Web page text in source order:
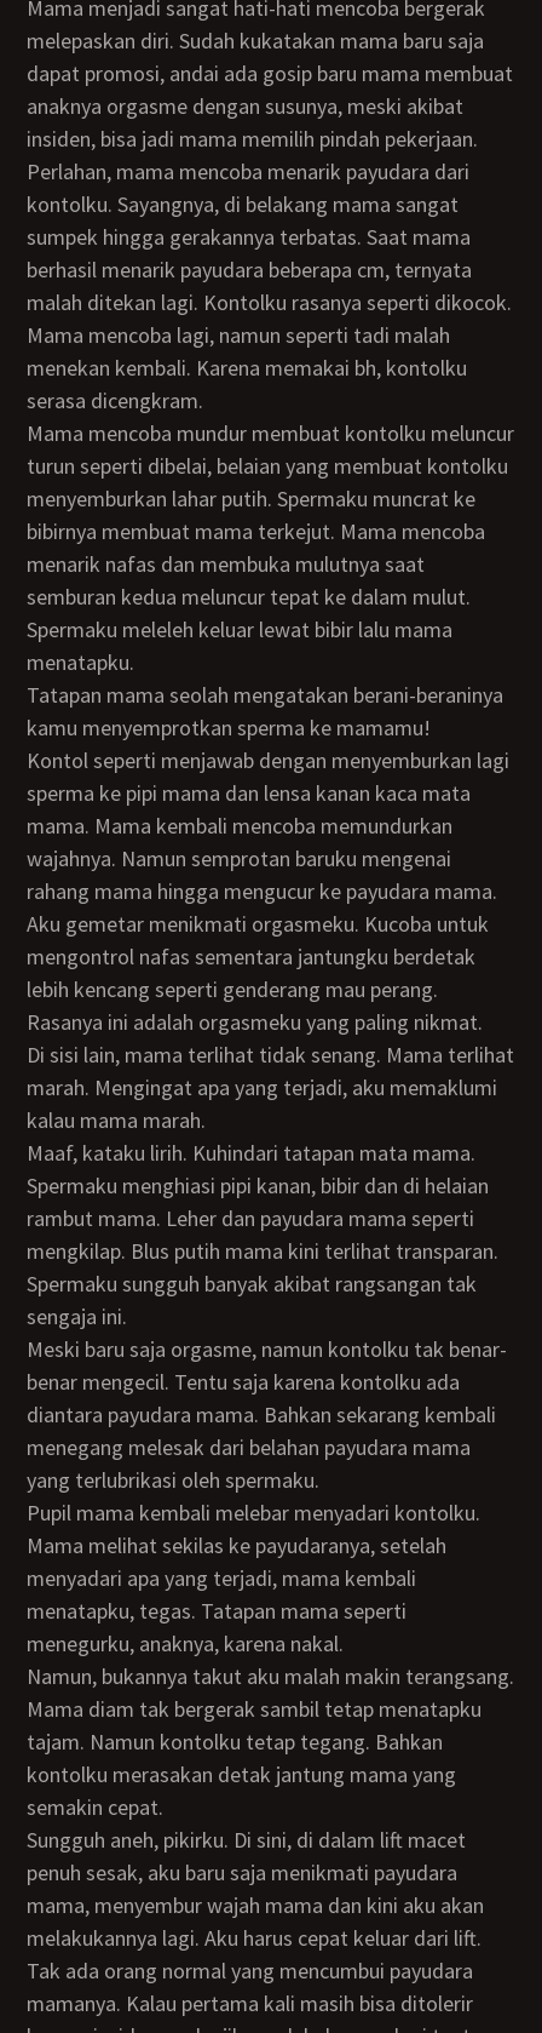
Mama menjadi sangat hati-hati mencoba bergerak
melepaskan diri. Sudah kukatakan mama baru saja
dapat promosi, andai ada gosip baru mama membuat
anaknya orgasme dengan susunya, meski akibat
insiden, bisa jadi mama memilih pindah pekerjaan.
Perlahan, mama mencoba menarik payudara dari
kontolku. Sayangnya, di belakang mama sangat
sumpek hingga gerakannya terbatas. Saat mama
berhasil menarik payudara beberapa cm, ternyata
malah ditekan lagi. Kontolku rasanya seperti dikocok.
Mama mencoba lagi, namun seperti tadi malah
menekan kembali. Karena memakai bh, kontolku
serasa dicengkram.
Mama mencoba mundur membuat kontolku meluncur
turun seperti dibelai, belaian yang membuat kontolku
menyemburkan lahar putih. Spermaku muncrat ke
bibirnya membuat mama terkejut. Mama mencoba
menarik nafas dan membuka mulutnya saat
semburan kedua meluncur tepat ke dalam mulut.
Spermaku meleleh keluar lewat bibir lalu mama
menatapku.
Tatapan mama seolah mengatakan berani-beraninya
kamu menyemprotkan sperma ke mamamu!
Kontol seperti menjawab dengan menyemburkan lagi
sperma ke pipi mama dan lensa kanan kaca mata
mama. Mama kembali mencoba memundurkan
wajahnya. Namun semprotan baruku mengenai
rahang mama hingga mengucur ke payudara mama.
Aku gemetar menikmati orgasmeku. Kucoba untuk
mengontrol nafas sementara jantungku berdetak
lebih kencang seperti genderang mau perang.
Rasanya ini adalah orgasmeku yang paling nikmat.
Di sisi lain, mama terlihat tidak senang. Mama terlihat
marah. Mengingat apa yang terjadi, aku memaklumi
kalau mama marah.
Maaf, kataku lirih. Kuhindari tatapan mata mama.
Spermaku menghiasi pipi kanan, bibir dan di helaian
rambut mama. Leher dan payudara mama seperti
mengkilap. Blus putih mama kini terlihat transparan.
Spermaku sungguh banyak akibat rangsangan tak
sengaja ini.
Meski baru saja orgasme, namun kontolku tak benar-
benar mengecil. Tentu saja karena kontolku ada
diantara payudara mama. Bahkan sekarang kembali
menegang melesak dari belahan payudara mama
yang terlubrikasi oleh spermaku.
Pupil mama kembali melebar menyadari kontolku.
Mama melihat sekilas ke payudaranya, setelah
menyadari apa yang terjadi, mama kembali
menatapku, tegas. Tatapan mama seperti
menegurku, anaknya, karena nakal.
Namun, bukannya takut aku malah makin terangsang.
Mama diam tak bergerak sambil tetap menatapku
tajam. Namun kontolku tetap tegang. Bahkan
kontolku merasakan detak jantung mama yang
semakin cepat.
Sungguh aneh, pikirku. Di sini, di dalam lift macet
penuh sesak, aku baru saja menikmati payudara
mama, menyembur wajah mama dan kini aku akan
melakukannya lagi. Aku harus cepat keluar dari lift.
Tak ada orang normal yang mencumbui payudara
mamanya. Kalau pertama kali masih bisa ditolerir